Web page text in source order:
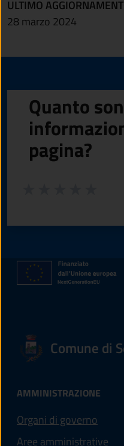
ULTIMO
28 marzo 2024
Quanto
pagina?
Comune di
AMMINISTRAZIONE
Organi di governo
Aree amministrative